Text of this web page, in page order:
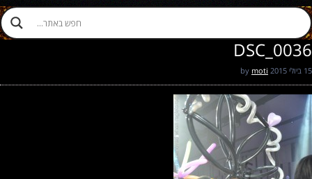
DSC_0036
15 ביולי 2015 moti